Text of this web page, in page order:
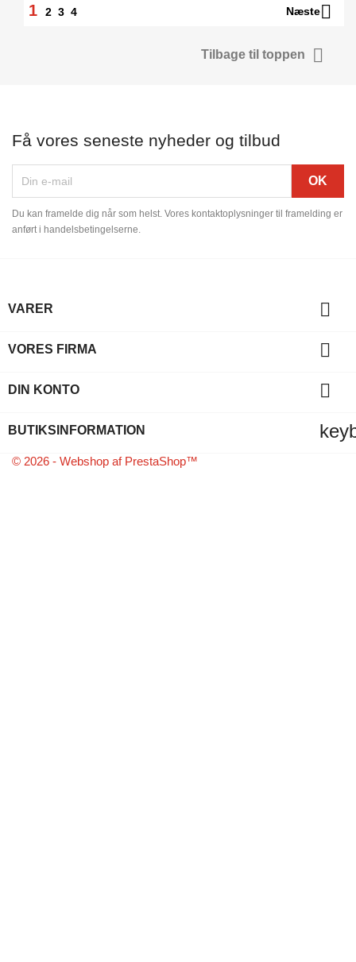
1 2 3 4 Næste
Tilbage til toppen 
Få vores seneste nyheder og tilbud
Du kan framelde dig når som helst. Vores kontaktoplysninger til framelding er
anført i handelsbetingelserne.
VARER 
VORES FIRMA 
DIN KONTO 
BUTIKSINFORMATION
© 2026 - Webshop af PrestaShop™